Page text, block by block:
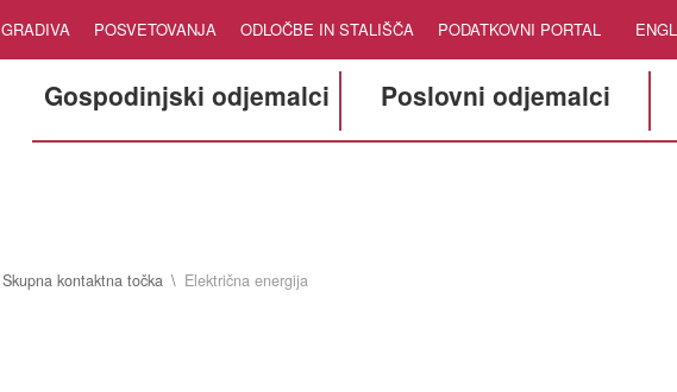
GRADIVA POSVETOVANJA ODLOČBE IN STALIŠČA PODATKOVNI PORTAL
Gospodinjski odjemalci Poslovni odjemalci
Skupna kontaktna točka Električna energija